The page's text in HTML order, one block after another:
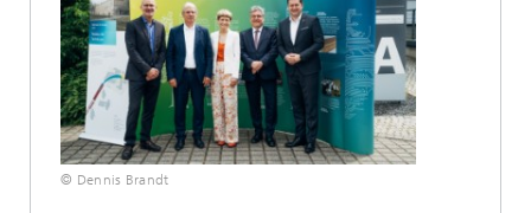
© Dennis Brandt